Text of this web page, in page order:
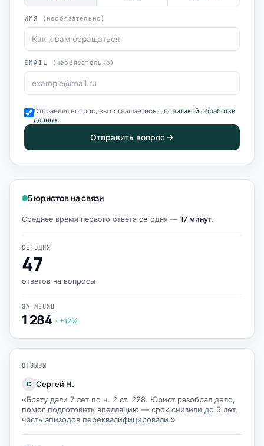
ИМЯ (необязательно)
EMAIL (необязательно)
Отправляя вопрос, вы соглашаетесь с политикой обработки
данных.
Отправить вопрос
5 юристов на связи
Среднее время первого ответа сегодня — 17 минут.
СЕГОДНЯ
47
ответов на вопросы
ЗА МЕСЯЦ
1 284 +12%
ОТЗЫВЫ
С Сергей Н.
«Брату дали 7 лет по ч. 2 ст. 228. Юрист разобрал дело,
помог подготовить апелляцию — срок снизили до 5 лет,
часть эпизодов переквалифицировали.»